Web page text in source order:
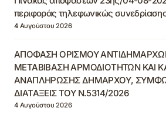
περιφοράς τηλεφωνικώς
4 Αυγούστου 2026
ΑΠΟΦΑΣΗ ΟΡΙΣΜΟΥ
ΜΕΤΑΒΙΒΑΣΗ ΑΡΜΟΔΙΟΤΗΤΩΝ ΚΑΙ
ΑΝΑΠΛΗΡΩΣΗΣ ΔΗΜΑΡΧΟΥ,
ΔΙΑΤΑΞΕΙΣ ΤΟΥ Ν.5314/2026
4 Αυγούστου 2026